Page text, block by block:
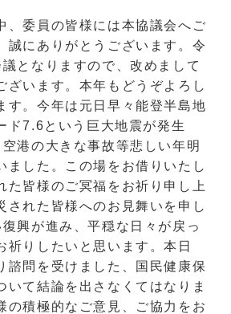
、委員の皆様には本協議会へご
誠にありがとうございます。令
となりますので、改めまして
ざいます。本年もどうぞよろし
す。今年は元日早々能登半島地
ド7.6という巨大地震が発生
港の大きな事故等悲しい年明
ました。この場をお借りいたし
た皆様のご冥福をお祈り申し上
された皆様へのお見舞いを申し
復興が進み、平穏な日々が戻っ
祈りしたいと思います。本日
諮問を受けました、国民健康保
いて結論を出さなくてはなりま
の積極的なご意見、ご協力をお